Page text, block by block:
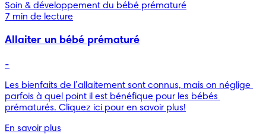
Soin & développement du bébé prématuré
7 min de lecture
Allaiter un bébé prématuré
-
Les bienfaits de l’allaitement sont connus, mais on néglige
parfois à quel point il est bénéfique pour les bébés
prématurés. Cliquez ici pour en savoir plus!
En savoir plus